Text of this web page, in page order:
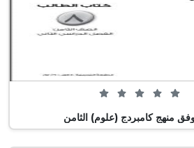
0 من 5 (0 تصويت)
منهج كامبردج (علوم) الثامن